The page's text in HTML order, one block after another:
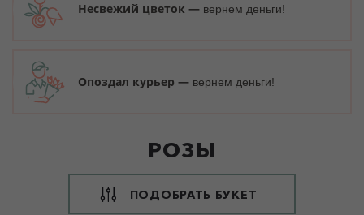
Несвежий цветок — вернем деньги!
Опоздал курьер — вернем деньги!
РОЗЫ
ПОДОБРАТЬ БУКЕТ